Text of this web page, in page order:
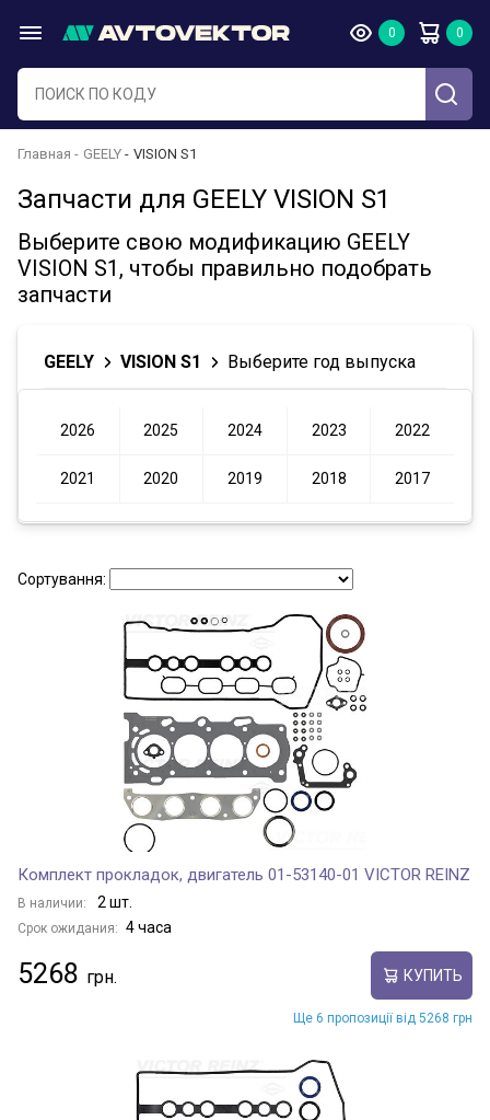
Главная GEELY VISION S1
Запчасти для GEELY VISION S1
Выберите свою модификацию GEELY
VISION S1, чтобы правильно подобрать
запчасти
GEELY VISION S1 Выберите год выпуска
2026 2025 2024 2023 2022
2021 2020 2019 2018 2017
Сортування:
Комплект прокладок, двигатель 01-53140-01 VICTOR REINZ
В наличии: 2 шт.
Срок ожидания: 4 часа
5268 КУПИТЬ
Ще 6 пропозиції від 5268 грн